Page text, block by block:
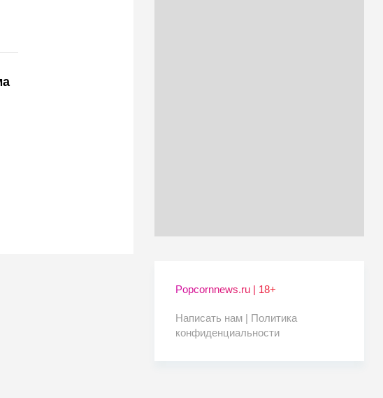
Popcornnews.ru | 18+
Написать нам | Политика
конфиденциальности